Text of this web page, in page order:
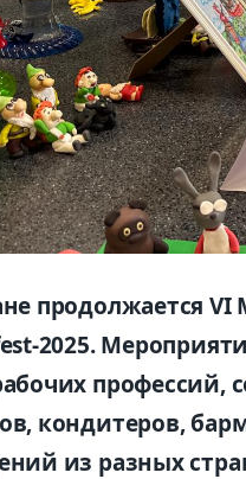
продолжается
2025.
профессий,
кондитеров,
из разных